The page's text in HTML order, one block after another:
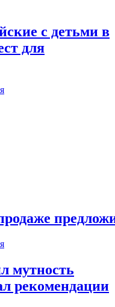
с детьми в
для
мутность
рекомендации